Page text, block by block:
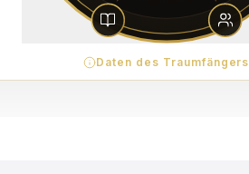
Daten des Traumfängers